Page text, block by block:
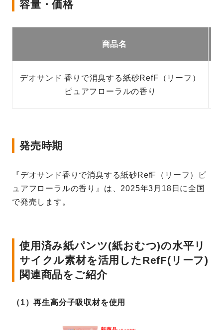
容量・価格
商品名
デオサンド 香りで消臭する紙砂RefF（リーフ）
ピュアフローラルの香り
発売時期
『デオサンド香りで消臭する紙砂RefF（リーフ）ピ
ュアフローラルの香り』は、2025年3月18日に全国
で発売します。
使用済み紙パンツ(紙おむつ)の水平リ
サイクル素材を活用したRefF(リーフ)
関連商品をご紹介
（1）再生高分子吸収材を使用